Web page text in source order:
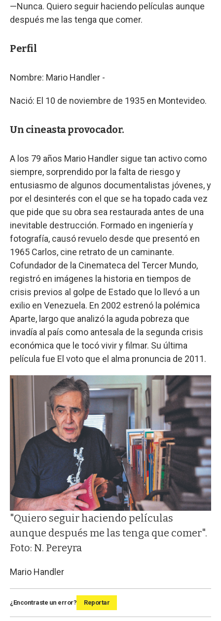
—Nunca. Quiero seguir haciendo películas aunque
después me las tenga que comer.
Perfil
Nombre: Mario Handler -
Nació: El 10 de noviembre de 1935 en Montevideo.
Un cineasta provocador.
A los 79 años Mario Handler sigue tan activo como
siempre, sorprendido por la falta de riesgo y
entusiasmo de algunos documentalistas jóvenes, y
por el desinterés con el que se ha topado cada vez
que pide que su obra sea restaurada antes de una
inevitable destrucción. Formado en ingeniería y
fotografía, causó revuelo desde que presentó en
1965 Carlos, cine retrato de un caminante.
Cofundador de la Cinemateca del Tercer Mundo,
registró en imágenes la historia en tiempos de
crisis previos al golpe de Estado que lo llevó a un
exilio en Venezuela. En 2002 estrenó la polémica
Aparte, largo que analizó la aguda pobreza que
invadía al país como antesala de la segunda crisis
económica que le tocó vivir y filmar. Su última
película fue El voto que el alma pronuncia de 2011.
"Quiero seguir haciendo películas
aunque después me las tenga que comer".
Foto: N. Pereyra
Mario Handler
¿Encontraste un error? Reportar